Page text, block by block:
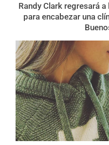
Randy Clark regresará
para encabezar una